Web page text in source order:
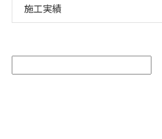
施工実績